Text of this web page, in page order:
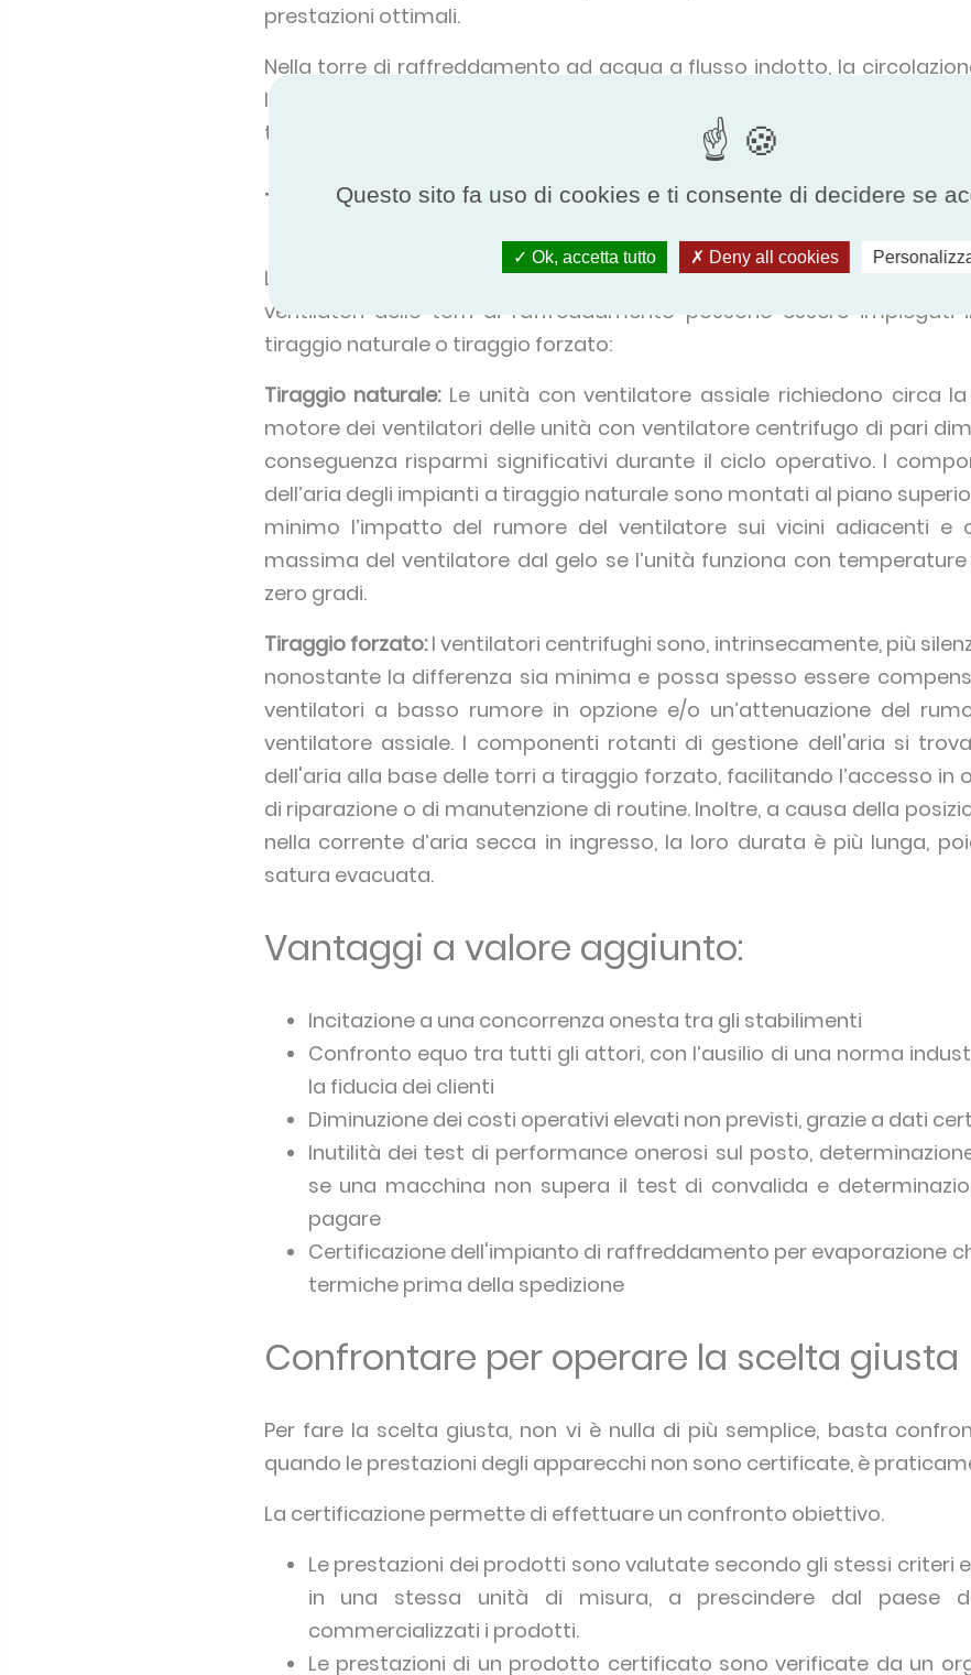
prestazioni ottimali.
Nella torre di raffreddamento ad acqua a flusso indotto, la
l’acqua orientata verso il basso incontra l'aria a diverse
trasferimento termico non è sempre ottimizzato.
Tiraggio naturale o tiraggio forzato
La progettazione di una torre di raffreddamento può differenziarsi
ventilatori delle torri di raffreddamento possono essere impiegati
tiraggio naturale o tiraggio forzato:
Tiraggio naturale:Le unità con ventilatore assiale richiedono circa
motore dei ventilatori delle unità con ventilatore centrifugo di pari
conseguenza risparmi significativi durante il ciclo operativo. I
dell’aria degli impianti a tiraggio naturale sono montati al piano
minimo l’impatto del rumore del ventilatore sui vicini adiacenti e
massima del ventilatore dal gelo se l’unità funziona con
zero gradi.
Tiraggio forzato:I ventilatori centrifughi sono, intrinsecamente, più
nonostante la differenza sia minima e possa spesso essere
ventilatori a basso rumore in opzione e/o un’attenuazione del
ventilatore assiale. I componenti rotanti di gestione dell'aria si
dell'aria alla base delle torri a tiraggio forzato, facilitando l’accesso in
di riparazione o di manutenzione di routine. Inoltre, a causa della
nella corrente d’aria secca in ingresso, la loro durata è più lunga,
satura evacuata.
Vantaggi a valore aggiunto:
Incitazione a una concorrenza onesta tra gli stabilimenti
Confronto equo tra tutti gli attori, con l’ausilio di una norma
la fiducia dei clienti
Diminuzione dei costi operativi elevati non previsti, grazie a dati
Inutilità dei test di performance onerosi sul posto,
se una macchina non supera il test di convalida e
pagare
Certificazione dell'impianto di raffreddamento per evaporazione
termiche prima della spedizione
Confrontare per operare la scelta giusta
Per fare la scelta giusta, non vi è nulla di più semplice, basta
quando le prestazioni degli apparecchi non sono certificate, è
La certificazione permette di effettuare un confronto obiettivo.
Le prestazioni dei prodotti sono valutate secondo gli stessi criteri
in una stessa unità di misura, a prescindere dal paese
commercializzati i prodotti.
Le prestazioni di un prodotto certificato sono verificate da un
Questo sito fa uso di cookies e ti consente di decidere se
Ok, accetta tutto Deny all cookies